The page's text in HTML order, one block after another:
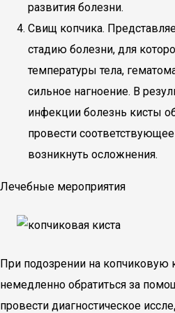
развития болезни.
Свищ копчика.
стадию болезни, для
температуры тела,
сильное нагноение. В
инфекции болезнь кисты
провести
возникнуть осложнения.
Лечебные мероприятия
При подозрении на копчиковую
немедленно обратиться за
провести диагностическое